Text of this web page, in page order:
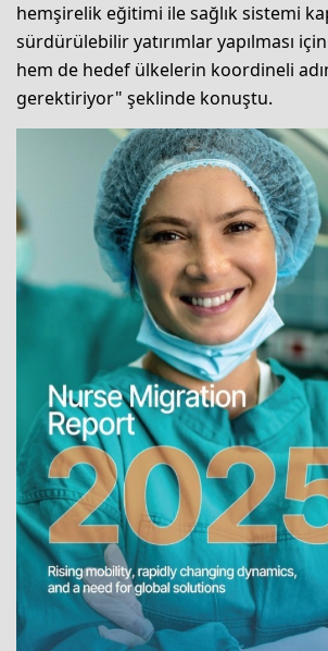
hemşirelik eğitimi ile sağlık sistemi
sürdürülebilir yatırımlar yapılması
hem de hedef ülkelerin koordineli
gerektiriyor" şeklinde konuştu.